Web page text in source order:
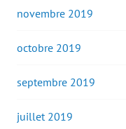
novembre 2019
octobre 2019
septembre 2019
juillet 2019